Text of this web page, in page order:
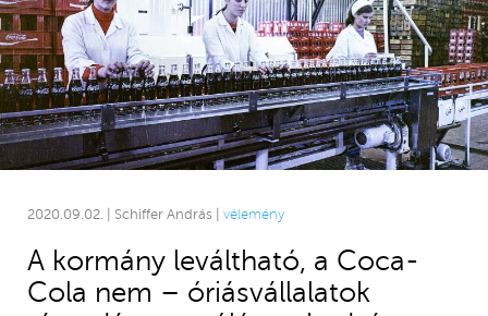
2020.09.02. | Schiffer András | vélemény
A kormány leváltható, a Coca-
Cola nem – óriásvállalatok